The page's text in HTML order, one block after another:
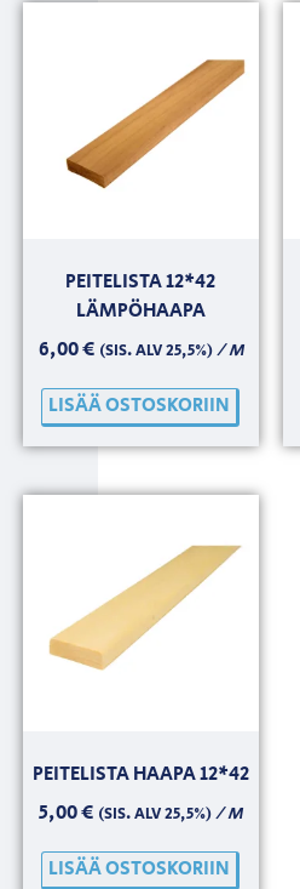
PEITELISTA 12*42
LÄMPÖHAAPA
6,00€ (SIS. ALV 25,5%)/ M
LISÄÄ OSTOSKORIIN
PEITELISTA HAAPA 12*42
5,00€ (SIS. ALV 25,5%)/ M
LISÄÄ OSTOSKORIIN